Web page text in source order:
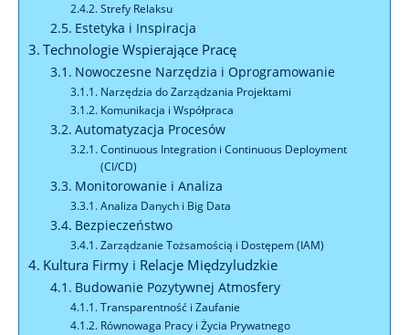
Strefy Relaksu
Estetyka i Inspiracja
Technologie Wspierające Pracę
Nowoczesne Narzędzia i Oprogramowanie
Narzędzia do Zarządzania Projektami
Komunikacja i Współpraca
Automatyzacja Procesów
Continuous Integration i Continuous Deployment
(CI/CD)
Monitorowanie i Analiza
Analiza Danych i Big Data
Bezpieczeństwo
Zarządzanie Tożsamością i Dostępem (IAM)
Kultura Firmy i Relacje Międzyludzkie
Budowanie Pozytywnej Atmosfery
Transparentność i Zaufanie
Równowaga Pracy i Życia Prywatnego